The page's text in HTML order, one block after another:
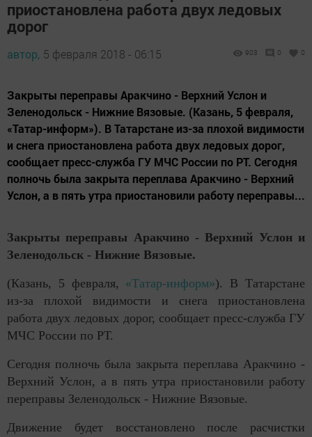
приостановлена работа двух ледовых
дорог
автор, 5 февраля 2018 - 06:15 903 0 0
Закрыты переправы Аракчино - Верхний Услон и
Зеленодольск - Нижние Вязовые. (Казань, 5 февраля,
«Татар-информ»). В Татарстане из-за плохой видимости
и снега приостановлена работа двух ледовых дорог,
сообщает пресс-служба ГУ МЧС России по РТ. Сегодня
полночь была закрыта переплава Аракчино - Верхний
Услон, а в пять утра приостановили работу переправы...
Закрыты переправы Аракчино - Верхний Услон и
Зеленодольск - Нижние Вязовые.
(Казань, 5 февраля, «Татар-информ»). В Татарстане
из-за плохой видимости и снега приостановлена
работа двух ледовых дорог, сообщает пресс-служба ГУ
МЧС России по РТ.
Сегодня полночь была закрыта переплава Аракчино -
Верхний Услон, а в пять утра приостановили работу
переправы Зеленодольск - Нижние Вязовые.
Движение будет восстановлено после расчистки